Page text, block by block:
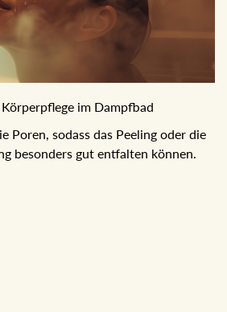
im Dampfbad
Poren, sodass das Peeling oder die
besonders gut entfalten können.